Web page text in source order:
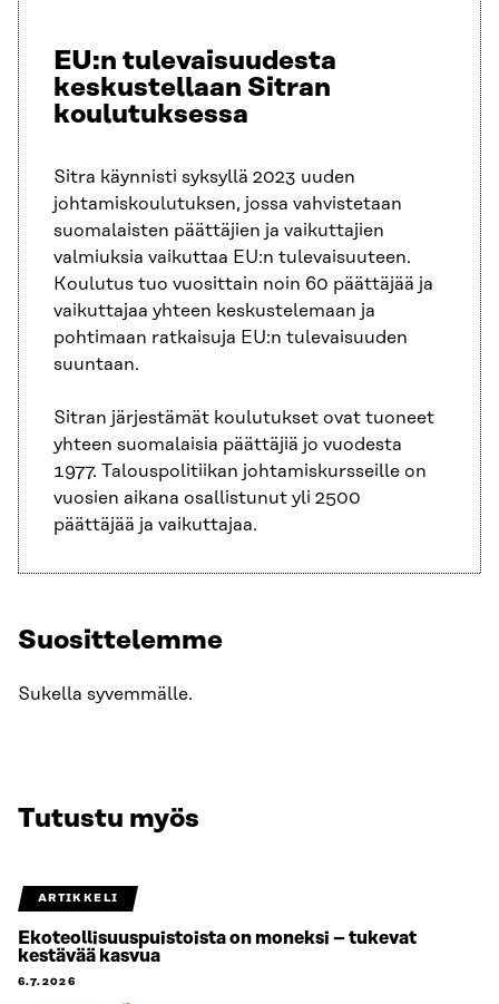
EU:n tulevaisuudesta
keskustellaan Sitran
koulutuksessa
Sitra käynnisti syksyllä 2023 uuden
johtamiskoulutuksen, jossa vahvistetaan
suomalaisten päättäjien ja vaikuttajien
valmiuksia vaikuttaa EU:n tulevaisuuteen.
Koulutus tuo vuosittain noin 60 päättäjää ja
vaikuttajaa yhteen keskustelemaan ja
pohtimaan ratkaisuja EU:n tulevaisuuden
suuntaan.
Sitran järjestämät koulutukset ovat tuoneet
yhteen suomalaisia päättäjiä jo vuodesta
1977. Talouspolitiikan johtamiskursseille on
vuosien aikana osallistunut yli 2500
päättäjää ja vaikuttajaa.
Suosittelemme
Sukella syvemmälle.
Tutustu myös
ARTIKKELI
Ekoteollisuuspuistoista on moneksi – tukevat
kestävää kasvua
6.7.2026